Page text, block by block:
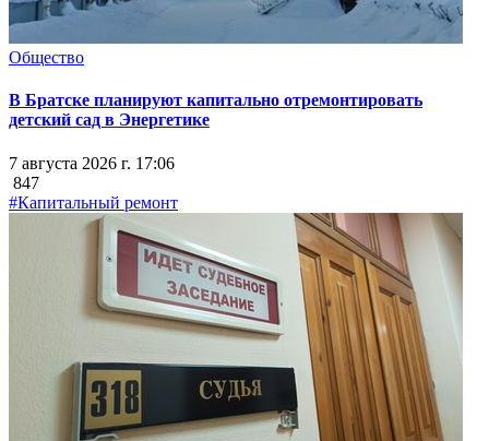
Общество
В Братске планируют капитально отремонтировать
детский сад в Энергетике
7 августа 2026 г. 17:06
847
#Капитальный ремонт